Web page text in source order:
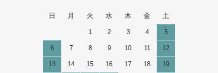
日 月 火 水 木 金 土
1 2 3 4 5
6 7 8 9 10 11 12
13 14 15 16 17 18 19